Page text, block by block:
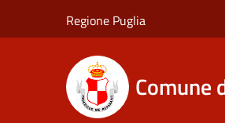
Regione Puglia
Comune